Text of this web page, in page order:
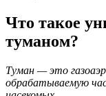
Что такое
туманом?
Туман — это
обрабатываемую